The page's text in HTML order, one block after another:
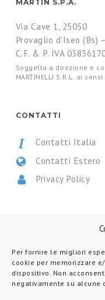
Per fornire le migliori
cookie per memorizzare
dispositivo. Non
negativamente su alcune
MARTIN S.P.A.
Via Cave 1, 25050
Provaglio d’Iseo (Bs)
C.F. & P. IVA
Soggetta a direzione e
MARTINELLI S.R.L. ai
CONTATTI
Contatti Italia
Contatti Estero
Privacy Policy